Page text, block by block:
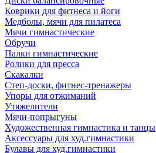
Коврики для фитнеса и йоги
Медболы, мячи для пилатеса
Мячи гимнастические
Обручи
Палки гимнастические
Ролики для пресса
Скакалки
Степ-доски, фитнес-тренажеры
Упоры для отжиманий
Утяжелители
Мячи-попрыгуны
Художественная гимнастика и танцы
Аксессуары для худ.гимнастики
Булавы для худ.гимнастики